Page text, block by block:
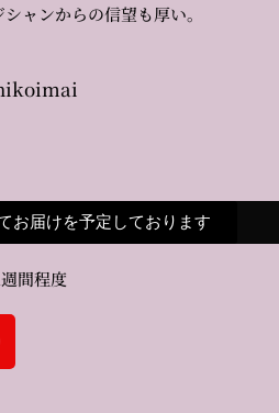
ャンからの信望も厚い。
お届けを予定しております
間程度